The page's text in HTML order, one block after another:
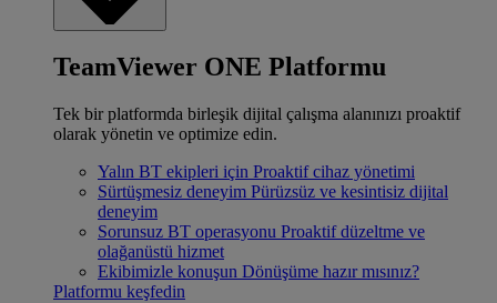
TeamViewer ONE Platformu
Tek bir platformda birleşik dijital çalışma alanınızı proaktif
olarak yönetin ve optimize edin.
Yalın BT ekipleri için Proaktif cihaz yönetimi
Sürtüşmesiz deneyim Pürüzsüz ve kesintisiz dijital
deneyim
Sorunsuz BT operasyonu Proaktif düzeltme ve
olağanüstü hizmet
Ekibimizle konuşun Dönüşüme hazır mısınız?
Platformu keşfedin